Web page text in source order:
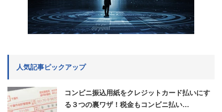
人気記事ピックアップ
コンビニ振込用紙をクレジットカード払いにす
る３つの裏ワザ！税金もコンビニ払い…